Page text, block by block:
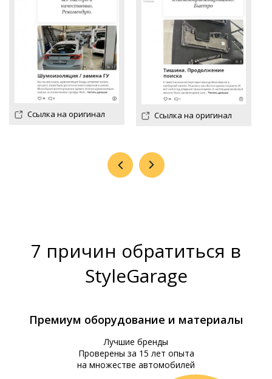
Ссылка на оригинал Ссылка на оригинал
7 причин обратиться в
StyleGarage
Премиум оборудование и материалы
Лучшие бренды
Проверены за 15 лет опыта
на множестве автомобилей